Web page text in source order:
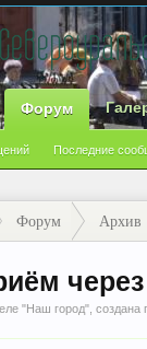
Форум
Последние
Форум Архив
через
"Наш город", создана